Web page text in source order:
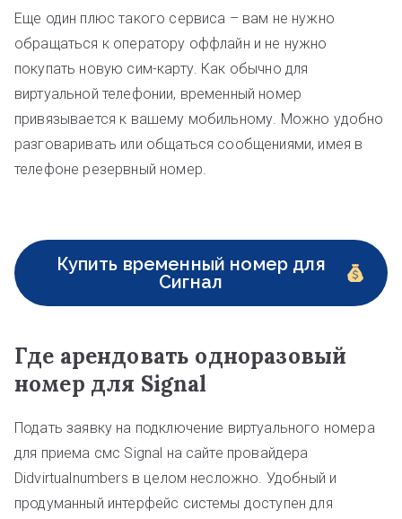
Еще один плюс такого сервиса – вам не нужно
обращаться к оператору оффлайн и не нужно
покупать новую сим-карту. Как обычно для
виртуальной телефонии, временный номер
привязывается к вашему мобильному. Можно удобно
разговаривать или общаться сообщениями, имея в
телефоне резервный номер.
Купить временный номер для
Сигнал
Где арендовать одноразовый
номер для Signal
Подать заявку на подключение виртуального номера
для приема смс Signal на сайте провайдера
Didvirtualnumbers в целом несложно. Удобный и
продуманный интерфейс системы доступен для